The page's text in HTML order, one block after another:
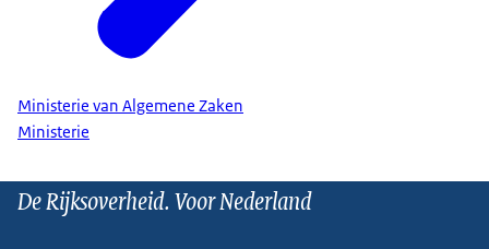
Ministerie van Algemene Zaken
Ministerie
De Rijksoverheid. Voor Nederland